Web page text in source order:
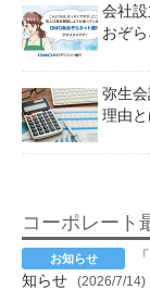
会社
おぞ
弥生
理由と
コーポレート
知らせ
(2026/7/14)